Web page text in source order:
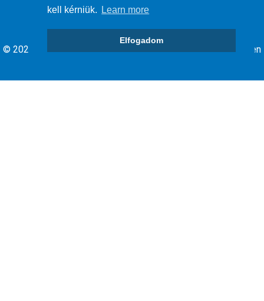
kell kérniük.
Learn more
Elfogadom
© 2026 Debrecen Megyei jogú Város Önkormányzata - Minden